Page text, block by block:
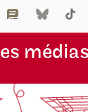
médias